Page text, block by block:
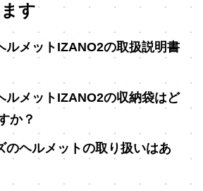
す
ルメットIZANO2の取扱説明書
ルメットIZANO2の収納袋はど
か？
のヘルメットの取り扱いはあ